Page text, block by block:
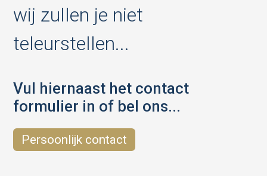
wij zullen je niet
teleurstellen...
Vul hiernaast het contact
formulier in of bel ons...
Persoonlijk contact